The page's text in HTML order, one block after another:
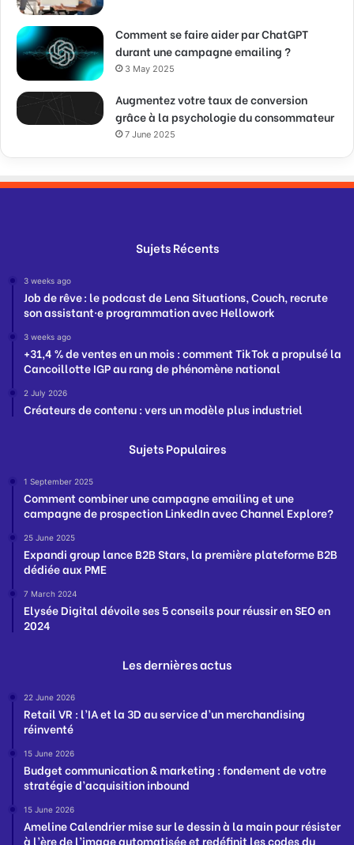
Comment se faire aider par ChatGPT
durant une campagne emailing ?
3 May 2025
Augmentez votre taux de conversion
grâce à la psychologie du consommateur
7 June 2025
Sujets Récents
3 weeks ago
Job de rêve : le podcast de Lena Situations, Couch, recrute
son assistant·e programmation avec Hellowork
3 weeks ago
+31,4 % de ventes en un mois : comment TikTok a propulsé la
Cancoillotte IGP au rang de phénomène national
2 July 2026
Créateurs de contenu : vers un modèle plus industriel
Sujets Populaires
1 September 2025
Comment combiner une campagne emailing et une
campagne de prospection LinkedIn avec Channel Explore?
25 June 2025
Expandi group lance B2B Stars, la première plateforme B2B
dédiée aux PME
7 March 2024
Elysée Digital dévoile ses 5 conseils pour réussir en SEO en
2024
Les dernières actus
22 June 2026
Retail VR : l’IA et la 3D au service d’un merchandising
réinventé
15 June 2026
Budget communication & marketing : fondement de votre
stratégie d’acquisition inbound
15 June 2026
Ameline Calendrier mise sur le dessin à la main pour résister
à l’ère de l’image automatisée et redéfinit les codes du